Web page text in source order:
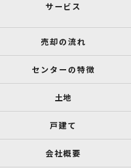
サービス
売却の流れ
センターの特徴
土地
戸建て
会社概要